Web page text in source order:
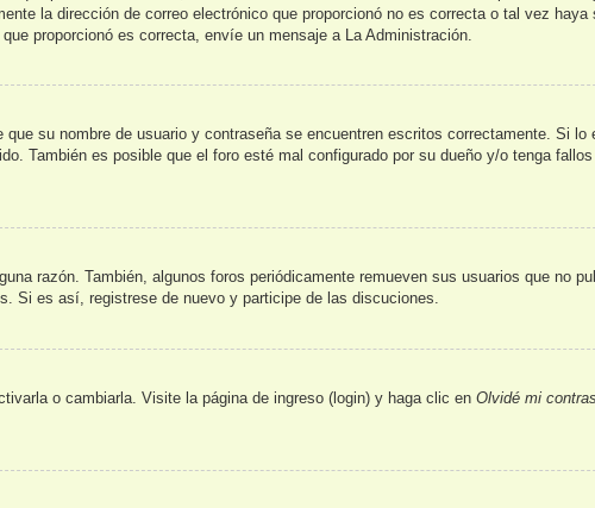
la dirección de correo electrónico que proporcionó no es correcta o tal vez haya
proporcionó es correcta, envíe un mensaje a La Administración.
su nombre de usuario y contraseña se encuentren escritos correctamente. Si lo
También es posible que el foro esté mal configurado por su dueño y/o tenga
razón. También, algunos foros periódicamente remueven sus usuarios que no
Si es así, registrese de nuevo y participe de las discuciones.
o cambiarla. Visite la página de ingreso (login) y haga clic en Olvidé mi